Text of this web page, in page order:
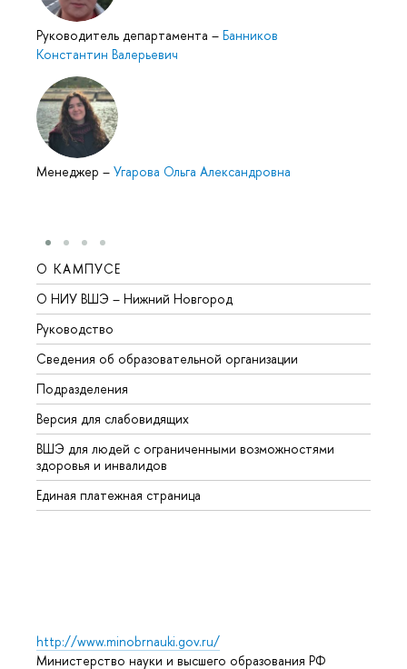
Руководитель департамента – Банников
Константин Валерьевич
Менеджер – Угарова Ольга Александровна
О КАМПУСЕ
О НИУ ВШЭ – Нижний Новгород
Руководство
Сведения об образовательной организации
Подразделения
Версия для слабовидящих
ВШЭ для людей с ограниченными возможностями
здоровья и инвалидов
Единая платежная страница
http://www.minobrnauki.gov.ru/
Министерство науки и высшего образования РФ